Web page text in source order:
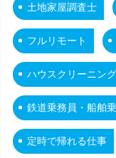
土地家屋調査士
フルリモート
ハウスクリーニング
鉄道乗務員・船舶
定時で帰れる仕事